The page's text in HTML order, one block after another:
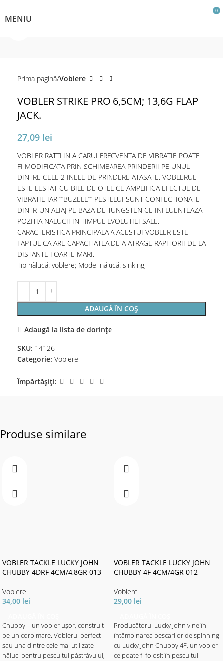
MENIU
0
Prima pagină Voblere
VOBLER STRIKE PRO 6,5CM; 13,6G FLAP
JACK.
27,09 lei
VOBLER RATTLIN A CARUI FRECVENTA DE VIBRATIE POATE
FI MODIFICATA PRIN SCHIMBAREA PRINDERII PE UNUL
DINTRE CELE 2 INELE DE PRINDERE ATASATE. VOBLERUL
ESTE LESTAT CU BILE DE OTEL CE AMPLIFICA EFECTUL DE
VIBRATIE IAR “”BUZELE”” PESTELUI SUNT CONFECTIONATE
DINTR-UN ALIAJ PE BAZA DE TUNGSTEN CE INFLUENTEAZA
POZITIA NALUCII IN TIMPUL EVOLUTIEI SALE.
CARACTERISTICA PRINCIPALA A ACESTUI VOBLER ESTE
FAPTUL CA ARE CAPACITATEA DE A ATRAGE RAPITORII DE LA
DISTANTE FOARTE MARI.
Tip nălucă: voblere; Model nălucă: sinking;
ADAUGĂ ÎN COȘ
Adaugă la lista de dorințe
SKU: 14126
Categorie: Voblere
Împărtășiți:
Produse similare
VOBLER TACKLE LUCKY JOHN
CHUBBY 4DRF 4CM/4,8GR 013
Voblere
34,00 lei
Chubby – un vobler ușor, construit
pe un corp mare. Voblerul perfect
sau una dintre cele mai utilizate
năluci pentru pescuitul păstrăvului,
VOBLER TACKLE LUCKY JOHN
CHUBBY 4F 4CM/4GR 012
Voblere
29,00 lei
Producătorul Lucky John vine în
întâmpinarea pescarilor de spinning
cu Lucky John Chubby 4F, un vobler
ce poate fi folosit în pescuitul